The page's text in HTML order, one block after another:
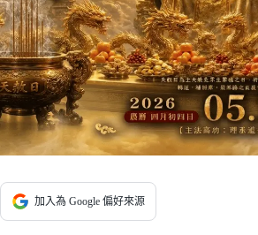
加入為 Google 偏好來源